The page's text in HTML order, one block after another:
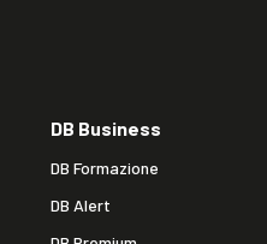
DB Business
DB Formazione
DB Alert